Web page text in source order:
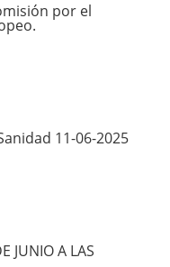
por el
11-06-2025
JUNIO A LAS